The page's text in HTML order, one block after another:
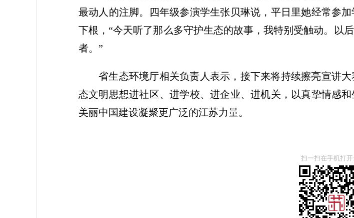
最动人的注脚。四年级参演学生张贝琳说，平日里她经常参
下根，“今天听了那么多守护生态的故事，我特别受触动。以
者。”
省生态环境厅相关负责人表示，接下来将持续擦亮宣讲
态文明思想进社区、进学校、进企业、进机关，以真挚情感
美丽中国建设凝聚更广泛的江苏力量。
扫一扫在手机打